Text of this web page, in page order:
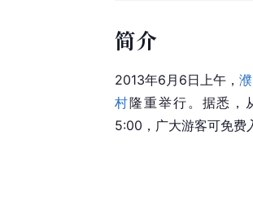
简介
2013年6月6日上午，
村隆重举行。据悉，
5:00，广大游客可免费